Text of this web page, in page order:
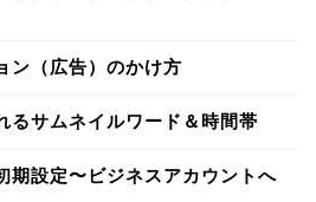
ン（広告）のかけ方
るサムネイルワード＆時間帯
期設定〜ビジネスアカウントへ
04.LINE構築